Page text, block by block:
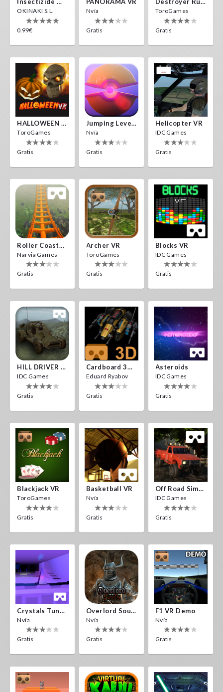
OKINAKI S.L.
0.99€
Nvía
Gratis
ToroGames
Gratis
HALLOWEEN VR
ToroGames
Gratis
Jumping Levels
Nvía
Gratis
Helicopter VR
IDC Games
Gratis
Roller Coaster VR
Narvia Games
Gratis
Archer VR
ToroGames
Gratis
Blocks VR
IDC Games
Gratis
HILL DRIVER VR
IDC Games
Gratis
Cardboard 3D VR Space FPS Game
Eduard Ryabov
Gratis
Asteroids
IDC Games
Gratis
Blackjack VR
ToroGames
Gratis
Basketball VR
Nvía
Gratis
Off Road Simulator VR
IDC Games
Gratis
Crystals Tunnel VR
Nvía
Gratis
Overlord Souls
Nvía
Gratis
F1 VR Demo
Nvía
Gratis